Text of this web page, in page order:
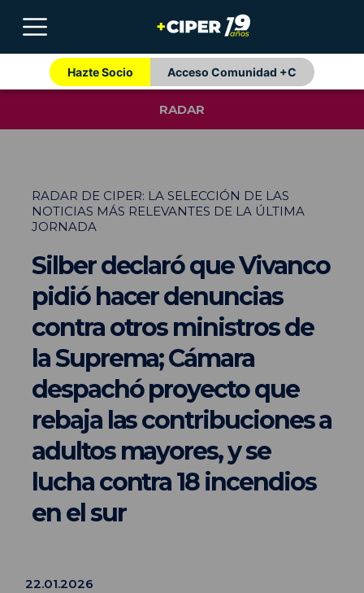
Hazte Socio Acceso Comunidad +C
RADAR
RADAR DE CIPER: LA SELECCIÓN DE LAS
NOTICIAS MÁS RELEVANTES DE LA ÚLTIMA
JORNADA
Silber declaró que Vivanco
pidió hacer denuncias
contra otros ministros de
la Suprema; Cámara
despachó proyecto que
rebaja las contribuciones a
adultos mayores, y se
lucha contra 18 incendios
en el sur
22.01.2026